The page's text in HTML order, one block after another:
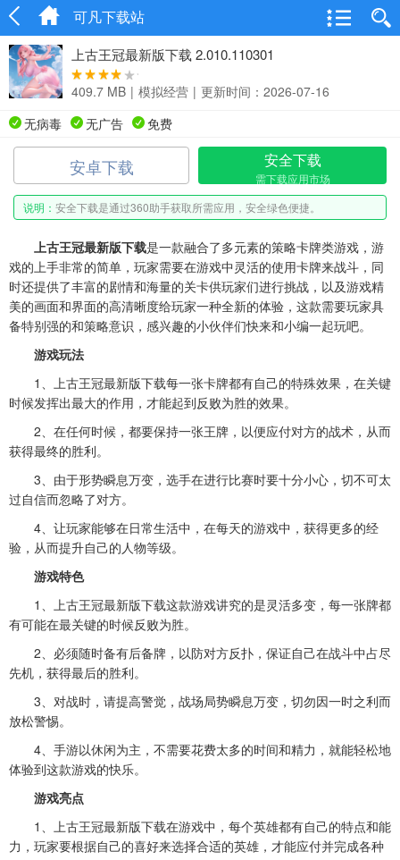
可凡下载站
上古王冠最新版下载 2.010.110301
409.7 MB | 模拟经营 | 更新时间：2026-07-16
无病毒
无广告 免费
安卓下载 安全下载
需下载应用市场
说明： 安全下载是通过360助手获取所需应用，安全绿色便捷。
上古王冠最新版下载是一款融合了多元素的策略卡牌类游戏，游
戏的上手非常的简单，玩家需要在游戏中灵活的使用卡牌来战斗，同
时还提供了丰富的剧情和海量的关卡供玩家们进行挑战，以及游戏精
美的画面和界面的高清晰度给玩家一种全新的体验，这款需要玩家具
备特别强的和策略意识，感兴趣的小伙伴们快来和小编一起玩吧。
游戏玩法
1、上古王冠最新版下载每一张卡牌都有自己的特殊效果，在关键
时候发挥出最大的作用，才能起到反败为胜的效果。
2、在任何时候，都要保持一张王牌，以便应付对方的战术，从而
获得最终的胜利。
3、由于形势瞬息万变，选手在进行比赛时要十分小心，切不可太
过自信而忽略了对方。
4、让玩家能够在日常生活中，在每天的游戏中，获得更多的经
验，从而提升自己的人物等级。
游戏特色
1、上古王冠最新版下载这款游戏讲究的是灵活多变，每一张牌都
有可能在最关键的时候反败为胜。
2、必须随时备有后备牌，以防对方反扑，保证自己在战斗中占尽
先机，获得最后的胜利。
3、对战时，请提高警觉，战场局势瞬息万变，切勿因一时之利而
放松警惕。
4、手游以休闲为主，不需要花费太多的时间和精力，就能轻松地
体验到这款游戏的快乐。
游戏亮点
1、上古王冠最新版下载在游戏中，每个英雄都有自己的特点和能
力，玩家要根据自己的喜好来选择合适的英雄，才能应付并完成各种